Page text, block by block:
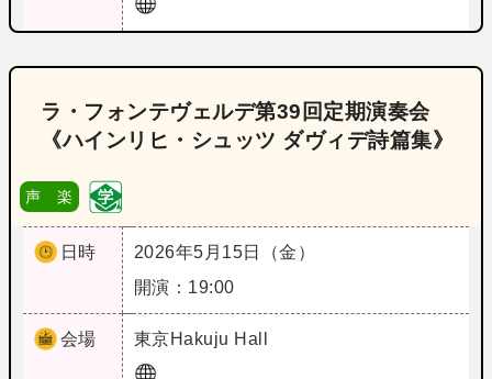
ラ・フォンテヴェルデ第39回定期演奏会
《ハインリヒ・シュッツ ダヴィデ詩篇集》
声 楽
日時
2026年5月15日（金）
開演：19:00
会場 東京Hakuju Hall